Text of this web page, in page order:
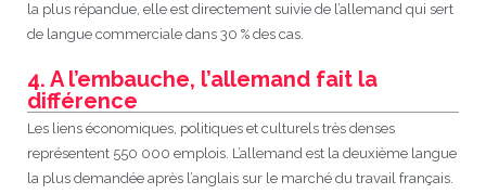
Anmeldung für deutsche Klassen
Actualités
la plus répandue, elle est directement suivie de l’allemand qui sert
de langue commerciale dans 30 % des cas.
4. A l’embauche, l’allemand fait la
différence
Les liens économiques, politiques et culturels très denses
représentent 550 000 emplois. L’allemand est la deuxième langue
la plus demandée après l’anglais sur le marché du travail français.